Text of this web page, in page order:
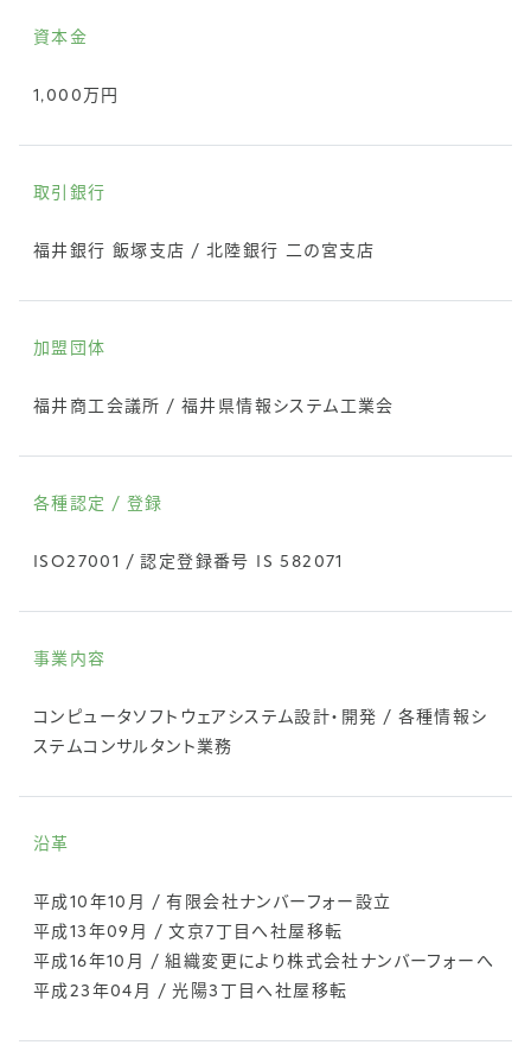
資本金
1,000万円
取引銀行
福井銀行 飯塚支店 / 北陸銀行 二の宮支店
加盟団体
福井商工会議所 / 福井県情報システム工業会
各種認定 / 登録
ISO27001 / 認定登録番号 IS 582071
事業内容
コンピュータソフトウェアシステム設計・開発 / 各種情報シ
ステムコンサルタント業務
沿革
平成10年10月 / 有限会社ナンバーフォー設立
平成13年09月 / 文京7丁目へ社屋移転
平成16年10月 / 組織変更により株式会社ナンバーフォーへ
平成23年04月 / 光陽3丁目へ社屋移転